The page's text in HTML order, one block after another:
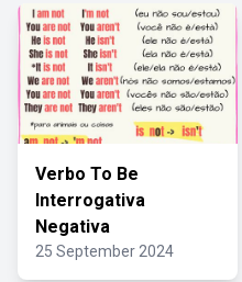
Verbo To Be
Interrogativa
Negativa
25 September 2024